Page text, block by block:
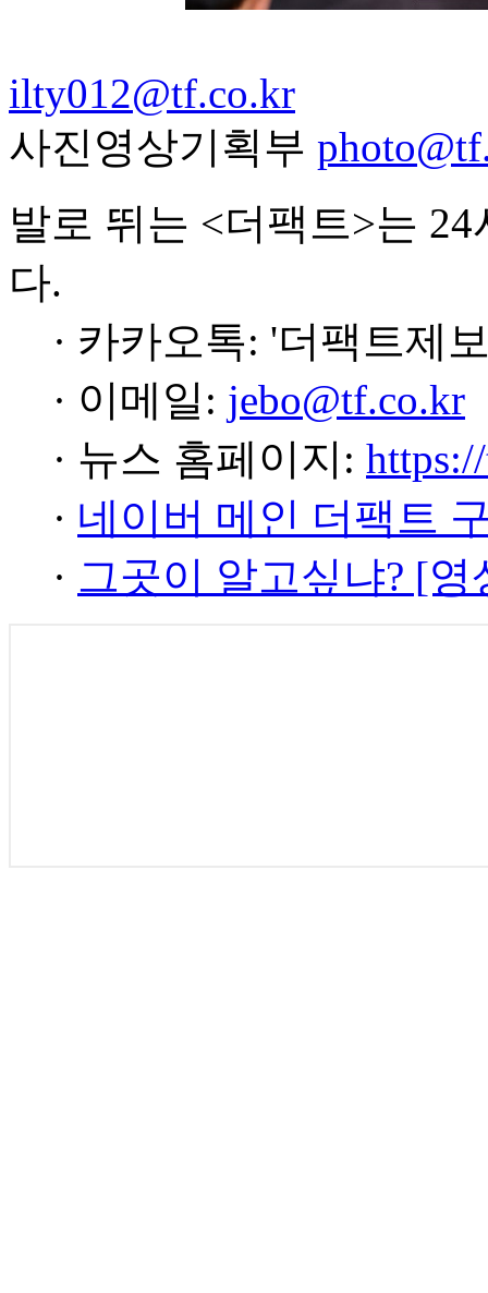
ilty012@tf.co.kr
사진영상기획부
발로 뛰는 <더팩트>는
다.
· 카카오톡: '더팩트제
· 이메일: jebo@tf.co.kr
· 뉴스 홈페이지:
· 네이버 메인 더팩트
· 그곳이 알고싶냐? [